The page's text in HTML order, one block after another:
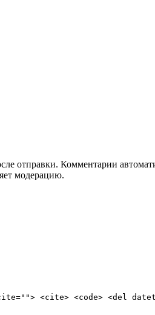
отправки. Комментарии
модерацию.
<cite> <code> <del